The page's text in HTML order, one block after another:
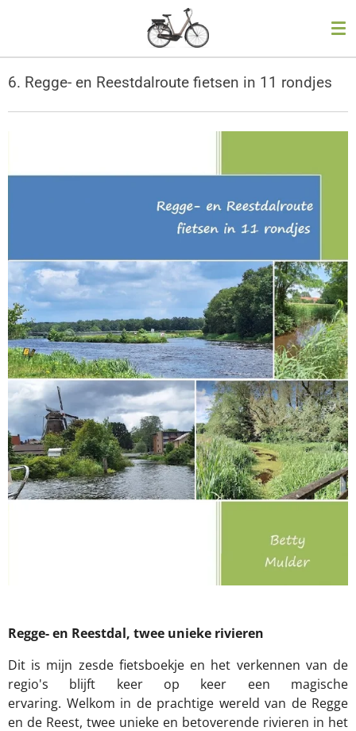
naar
de
hoofdinhoud
6. Regge- en Reestdalroute fietsen in 11 rondjes
Regge- en Reestdal, twee unieke rivieren
Dit is mijn zesde fietsboekjeen het verkennen van de
regio's blijft keer op keer een magische
ervaring. Welkom in de prachtige wereld van de Regge
en de Reest, twee unieke en betoverende rivieren in het